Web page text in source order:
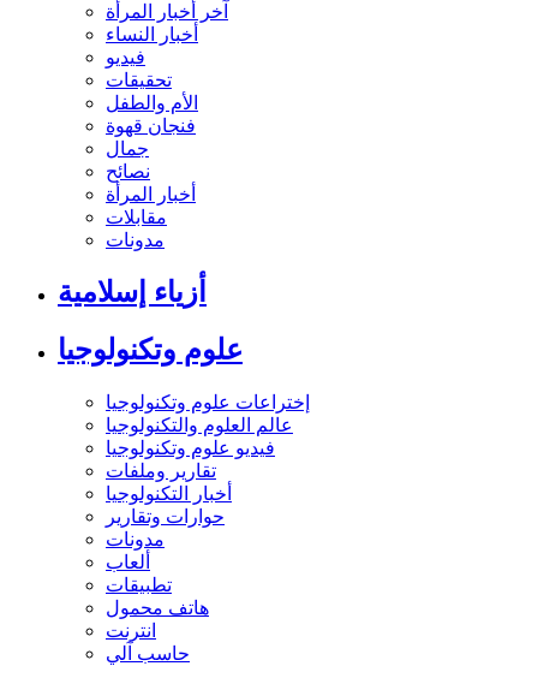
آخر أخبار المرأة
أخبار النساء
فيديو
تحقيقات
الأم والطفل
فنجان قهوة
جمال
نصائح
أخبار المرأة
مقابلات
مدونات
أزياء إسلامية
علوم وتكنولوجيا
إختراعات علوم وتكنولوجيا
عالم العلوم والتكنولوجيا
فيديو علوم وتكنولوجيا
تقارير وملفات
أخبار التكنولوجيا
حوارات وتقارير
مدونات
ألعاب
تطبيقات
هاتف محمول
انترنت
حاسب آلي